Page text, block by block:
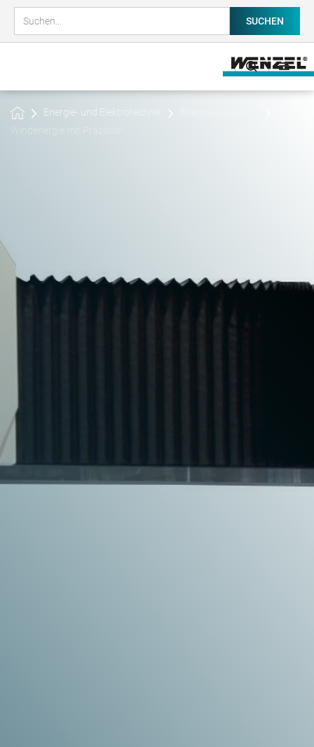
Energie- und Elektrotechnik